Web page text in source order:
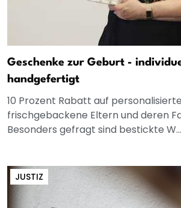
Geschenke zur Geburt -
handgefertigt
10 Prozent Rabatt auf
frischgebackene Eltern und deren
Besonders gefragt sind bestickte W...
JUSTIZ